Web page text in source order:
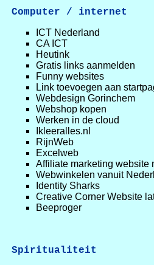
Computer / internet
ICT Nederland
CA ICT
Heutink
Gratis links aanmelden
Funny websites
Link toevoegen aan
Webdesign Gorinchem
Webshop kopen
Werken in de cloud
Ikleeralles.nl
RijnWeb
Excelweb
Affiliate marketing website
Webwinkelen vanuit
Identity Sharks
Creative Corner Website
Beeproger
Spiritualiteit